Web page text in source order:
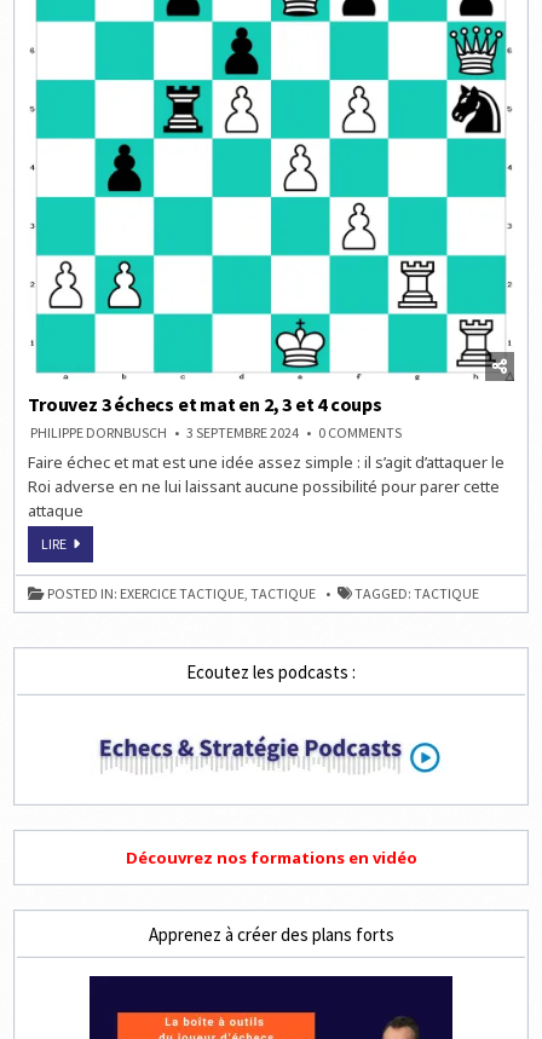
Trouvez 3 échecs et mat en 2, 3 et 4 coups
PHILIPPE DORNBUSCH 3 SEPTEMBRE 2024 0 COMMENTSON
3
ÉCHECS
ET
4
COUPS
Faire échec et mat est une idée assez simple : il s’agit d’attaquer le
Roi adverse en ne lui laissant aucune possibilité pour parer cette
attaque
LIRETROUVEZ
ÉCHECS
ET
MAT
EN
3
POSTED IN: EXERCICE TACTIQUE,TACTIQUE TAGGED:TACTIQUE
Ecoutez les podcasts :
Découvrez nos formations en vidéo
Apprenez à créer des plans forts